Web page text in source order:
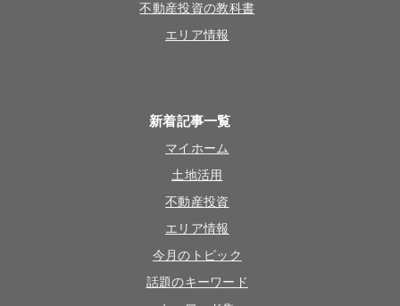
不動産投資の教科書
エリア情報
新着記事一覧
マイホーム
土地活用
不動産投資
エリア情報
今月のトピック
話題のキーワード